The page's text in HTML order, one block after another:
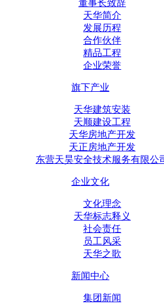
董事长致辞
天华简介
发展历程
合作伙伴
精品工程
企业荣誉
旗下产业
天华建筑安装
天顺建设工程
天华房地产开发
天正房地产开发
东营天昊安全技术服务有限公
企业文化
文化理念
天华标志释义
社会责任
员工风采
天华之歌
新闻中心
集团新闻